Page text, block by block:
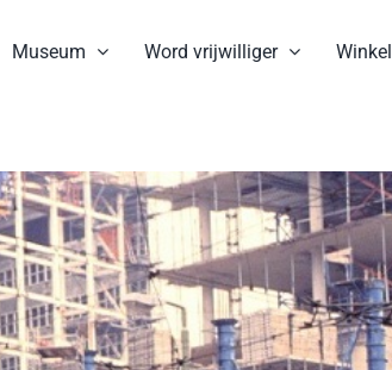
Museum Word vrijwilliger Winkel